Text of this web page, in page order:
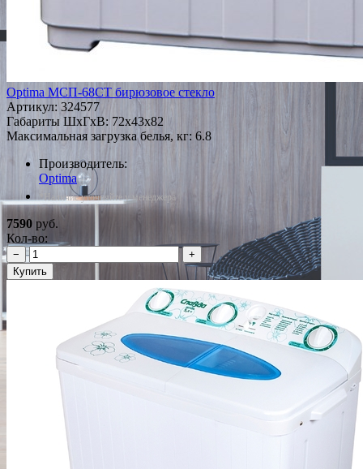
Optima МСП-68СТ бирюзовое стекло
Артикул: 324577
Габариты ШxГxВ: 72x43x82
Максимальная загрузка белья, кг: 6.8
Производитель:
Optima
*Наличие уточняйте у менеджера
7590 руб.
Кол-во:
−
+
Купить